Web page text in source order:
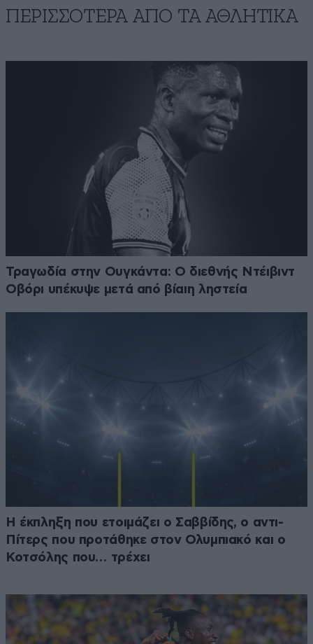
ΠΕΡΙΣΣΟΤΕΡΑ ΑΠΟ ΤA ΑΘΛΗΤΙΚΑ
Τραγωδία στην Ουγκάντα: Ο διεθνής Ντέιβιντ
Οβόρι υπέκυψε μετά από βίαιη ληστεία
Η έκπληξη που ετοιμάζει ο Σαββίδης, ο αντι-
Πίτερς που προτάθηκε στον Ολυμπιακό και ο
Κοτσόλης που… τρέχει